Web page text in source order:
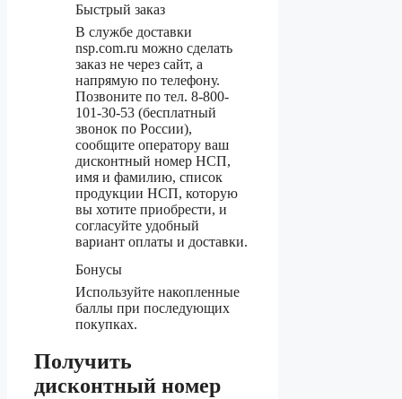
Быстрый заказ
В службе доставки
nsp.com.ru можно сделать
заказ не через сайт, а
напрямую по телефону.
Позвоните по тел. 8-800-
101-30-53 (бесплатный
звонок по России),
сообщите оператору ваш
дисконтный номер НСП,
имя и фамилию, список
продукции НСП, которую
вы хотите приобрести, и
согласуйте удобный
вариант оплаты и доставки.
Бонусы
Используйте накопленные
баллы при последующих
покупках.
Получить
дисконтный номер